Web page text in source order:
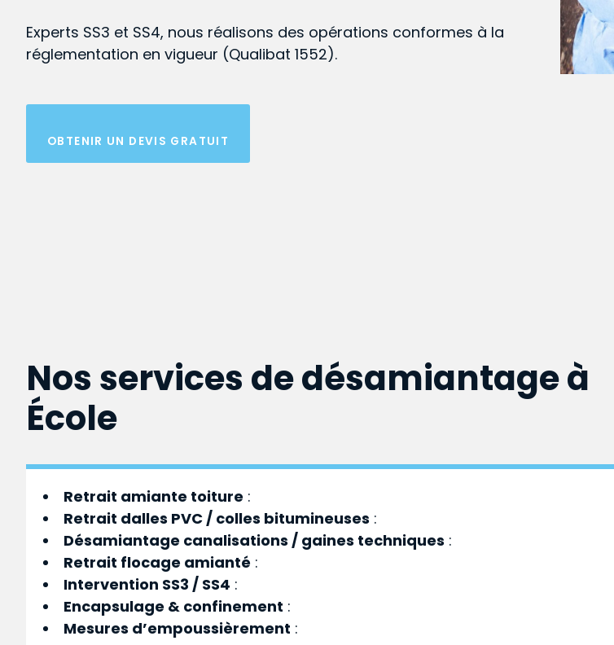
Experts SS3 et SS4, nous réalisons des opérations conformes à la
réglementation en vigueur (Qualibat 1552).
OBTENIR UN DEVIS GRATUIT
Nos services de désamiantage à
École
Retrait amiante toiture :
Retrait dalles PVC / colles bitumineuses :
Désamiantage canalisations / gaines techniques :
Retrait flocage amianté :
Intervention SS3 / SS4 :
Encapsulage & confinement :
Mesures d’empoussièrement :